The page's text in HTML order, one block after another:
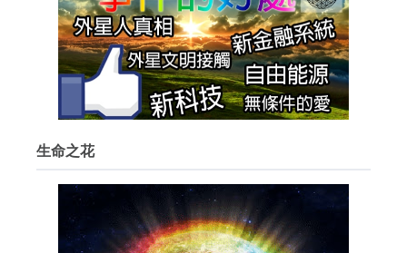
生命之花